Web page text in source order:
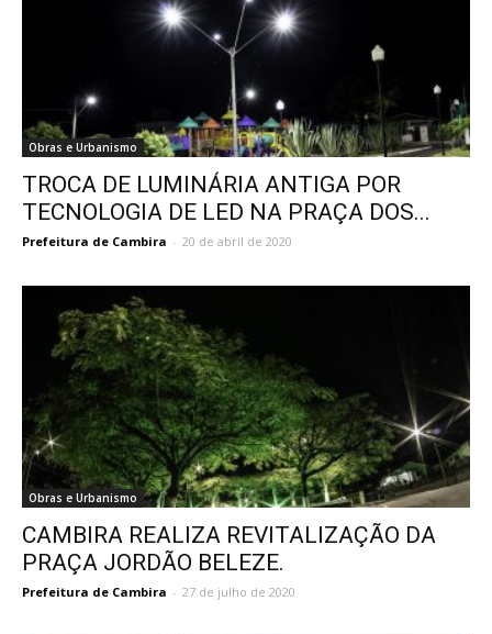
Obras e Urbanismo
TROCA DE LUMINÁRIA ANTIGA POR
TECNOLOGIA DE LED NA PRAÇA DOS...
Prefeitura de Cambira - 20 de abril de 2020
Obras e Urbanismo
CAMBIRA REALIZA REVITALIZAÇÃO DA
PRAÇA JORDÃO BELEZE.
Prefeitura de Cambira - 27 de julho de 2020